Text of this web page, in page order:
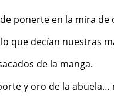
ponerte en la mira
que decían nuestras
de la manga.
y oro de la abuela…